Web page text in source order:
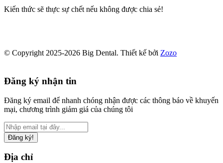
Kiến thức sẽ thực sự chết nếu không được chia sẻ!
© Copyright 2025-2026 Big Dental. Thiết kế bởi Zozo
Đăng ký nhận tin
Đăng ký email để nhanh chóng nhận được các thông báo về khuyến
mại, chương trình giảm giá của chúng tôi
Đăng ký!
Địa chỉ